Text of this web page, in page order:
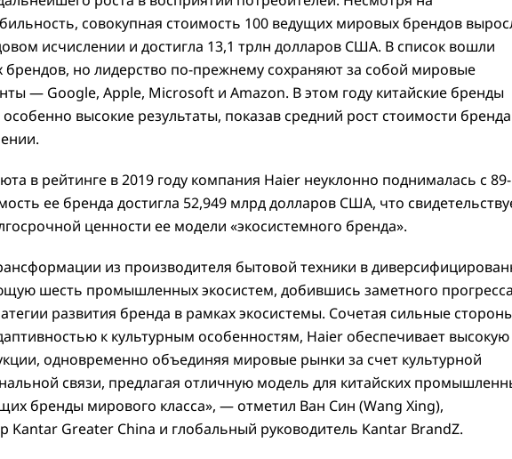
совокупная стоимость 100 ведущих мировых брендов
исчислении и достигла 13,1 трлн долларов США. В список вошли
брендов, но лидерство по-прежнему сохраняют за собой мировые
— Google, Apple, Microsoft и Amazon. В этом году китайские бренды
высокие результаты, показав средний рост стоимости
в рейтинге в 2019 году компания Haier неуклонно поднималась с
ее бренда достигла 52,949 млрд долларов США, что
ценности ее модели «экосистемного бренда».
из производителя бытовой техники в
шесть промышленных экосистем, добившись заметного
развития бренда в рамках экосистемы. Сочетая сильные
к культурным особенностям, Haier обеспечивает высокую
одновременно объединяя мировые рынки за счет культурной
связи, предлагая отличную модель для китайских
бренды мирового класса», — отметил Ван Син (Wang Xing),
Kantar Greater China и глобальный руководитель Kantar BrandZ.